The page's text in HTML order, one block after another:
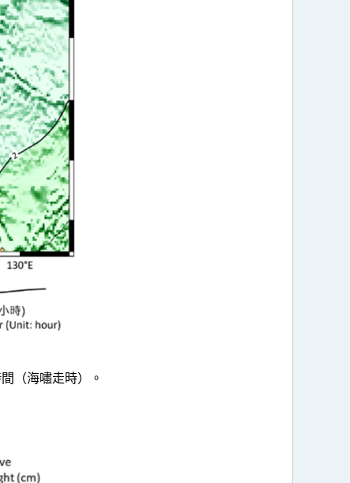
（海嘯走時）。